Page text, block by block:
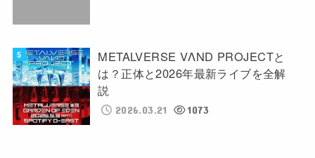
METALVERSE VΛND PROJECTと
は？正体と2026年最新ライブを全解
説
2026.03.21 1073